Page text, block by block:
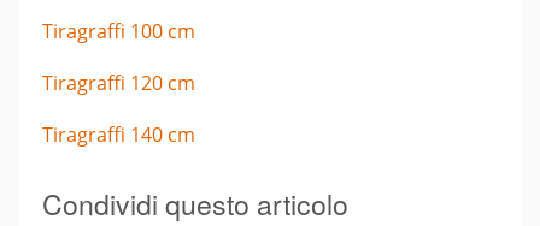
Tiragraffi 100 cm
Tiragraffi 120 cm
Tiragraffi 140 cm
Condividi questo articolo